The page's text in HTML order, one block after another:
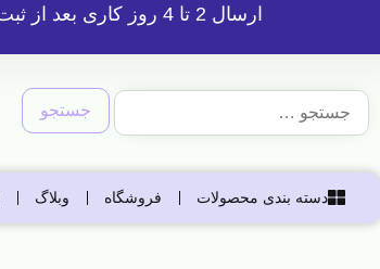
ارسال 2 تا 4 روز کاری بعد از ثبت سفارش
دسته بندی محصولات فروشگاه وبلاگ